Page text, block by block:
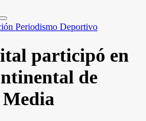
Periodismo Deportivo
participó en
de